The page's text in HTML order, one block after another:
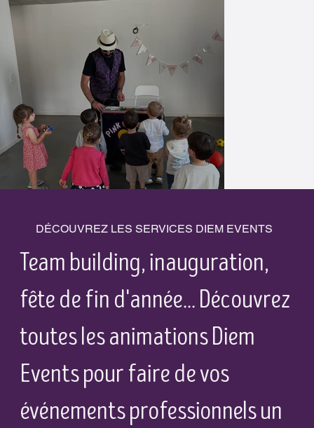
DÉCOUVREZ LES SERVICES DIEM EVENTS
Team building, inauguration,
fête de fin d'année... Découvrez
toutes les animations Diem
Events pour faire de vos
événements professionnels un